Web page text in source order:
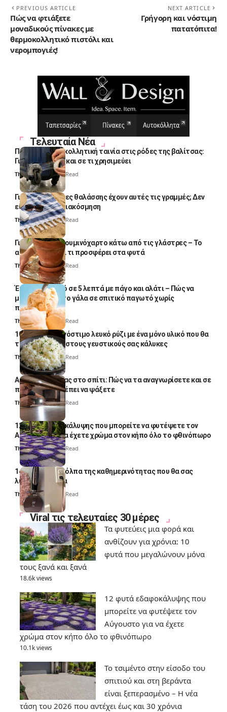
PREVIOUS ARTICLE
Πώς να φτιάξετε
μοναδικούς πίνακες με
θερμοκολλητικό πιστόλι και
νερομπογιές!
NEXT ARTICLE
Γρήγορη και νόστιμη
πατατόπιτα!
Τελευταία Νέα
Πολλοί βάζουν κολλητική ταινία στις ρόδες της βαλίτσας:
Γιατί το κάνουν και σε τι χρησιμεύει
Thali Ombre 4 Min Read
Γιατί οι πετσέτες θαλάσσης έχουν αυτές τις γραμμές; Δεν
είναι μόνο για διακόσμηση
Thali Ombre5 Min Read
Γιατί βάζουν αλουμινόχαρτο κάτω από τις γλάστρες – Το
απλό κόλπο και τι προσφέρει στα φυτά
Thali Ombre4 Min Read
Έτοιμο παγωτό σε 5 λεπτά με πάγο και αλάτι – Πώς να
μετατρέψετε το γάλα σε σπιτικό παγωτό χωρίς
παγωτομηχανή
Thali Ombre 4 Min Read
10 φορές ποιο νόστιμο λευκό ρύζι με ένα μόνο υλικό που θα
το απογειώσει στους γευστικούς σας κάλυκες
Thali Ombre4 Min Read
Αυγά κατσαρίδας στο σπίτι: Πώς να τα αναγνωρίσετε και σε
ποια σημεία πρέπει να ψάξετε
Thali Ombre4 Min Read
12 φυτά εδαφοκάλυψης που μπορείτε να φυτέψετε τον
Αύγουστο για να έχετε χρώμα στον κήπο όλο το φθινόπωρο
Thali Ombre7 Min Read
14 πανέξυπνα κόλπα της καθημερινότητας που θα σας
λύσουν τα χέρια
Thali Ombre 6 Min Read
Viral τις τελευταίες 30 μέρες
Τα φυτεύεις μια φορά και
ανθίζουν για χρόνια: 10
φυτά που μεγαλώνουν μόνα
τους ξανά και ξανά
18.6k views
12 φυτά εδαφοκάλυψης που
μπορείτε να φυτέψετε τον
Αύγουστο για να έχετε
χρώμα στον κήπο όλο το φθινόπωρο
10.1k views
Το τσιμέντο στην είσοδο του
σπιτιού και στη βεράντα
είναι ξεπερασμένο – Η νέα
τάση του 2026 που αντέχει έως και 30 χρόνια